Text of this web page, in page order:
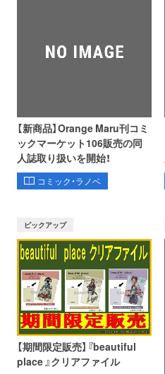
【新商品】Orange Maru刊コミ
ックマーケット106販売の同
人誌取り扱いを開始！
コミック・ラノベ
ピックアップ
【期間限定販売】『beautiful
place 』クリアファイル